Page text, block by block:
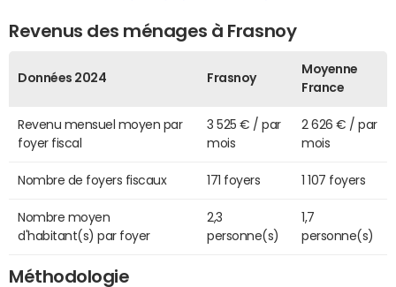
Revenus des ménages à Frasnoy
Données 2024 Frasnoy
Moyenne
France
Revenu mensuel moyen par
foyer fiscal
3 525 € / par
mois
2 626 € / par
mois
Nombre de foyers fiscaux 171 foyers 1 107 foyers
Nombre moyen
d'habitant(s) par foyer
2,3
personne(s)
1,7
personne(s)
Méthodologie